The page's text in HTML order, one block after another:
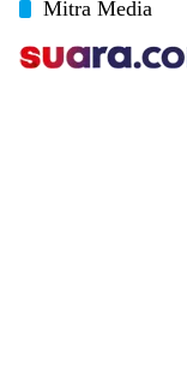
Mitra Media